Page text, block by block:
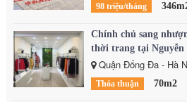
98 triệu/tháng
Chính chủ sang
thời trang tại Nguyễn
Quận Đống Đa - Hà
Thỏa thuận 70m2